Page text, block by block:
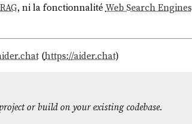
, ni la fonctionnalité Web Search Engines
(https://aider.chat)
or build on your existing codebase.